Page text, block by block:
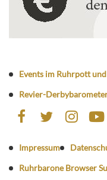
Events im Ruhrpott
Revier-
Impressum
Ruhrbarone Browser